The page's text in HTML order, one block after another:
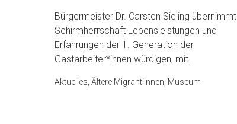
Bürgermeister Dr. Carsten Sieling übernimmt
Schirmherrschaft Lebensleistungen und
Erfahrungen der 1. Generation der
Gastarbeiter*innen würdigen, mit…
Aktuelles, Ältere Migrant:innen, Museum